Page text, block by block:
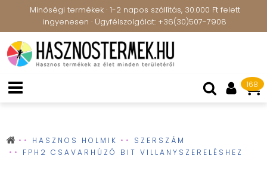
Minőségi termékek · 1-2 napos szállítás, 30.000 Ft felett
ingyenesen · Ügyfélszolgálat: +36(30)507-7908
168
HASZNOS HOLMIK
SZERSZÁM
FPH2 CSAVARHÚZÓ BIT VILLANYSZERELÉSHEZ